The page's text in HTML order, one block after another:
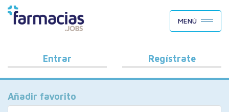
BUSCAR CANDIDATOS
OFERTAS DE EMPLEO
COMO FUNCIONA
PORQUÉ FARMACIAS.JOBS
BLOG
MENÚ
Entrar Regístrate
Añadir favorito